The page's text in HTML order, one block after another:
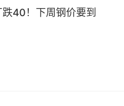
40！下周钢价要到